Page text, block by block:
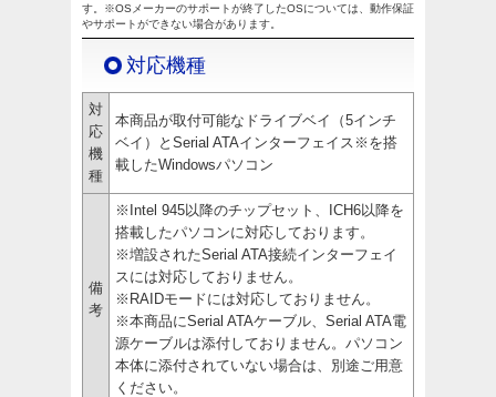
す。※OSメーカーのサポートが終了したOSについては、動作保証
やサポートができない場合があります。
対応機種
対
応
機
種
本商品が取付可能なドライブベイ（5インチ
ベイ）とSerial ATAインターフェイス※を搭
載したWindowsパソコン
備
考
※Intel 945以降のチップセット、ICH6以降を
搭載したパソコンに対応しております。
※増設されたSerial ATA接続インターフェイ
スには対応しておりません。
※RAIDモードには対応しておりません。
※本商品にSerial ATAケーブル、Serial ATA電
源ケーブルは添付しておりません。パソコン
本体に添付されていない場合は、別途ご用意
ください。